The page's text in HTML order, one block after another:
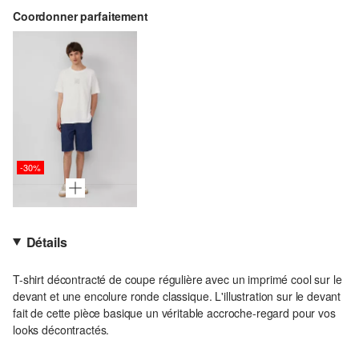
Coordonner parfaitement
-30%
Détails
T-shirt décontracté de coupe régulière avec un imprimé cool sur le
devant et une encolure ronde classique. L'illustration sur le devant
fait de cette pièce basique un véritable accroche-regard pour vos
looks décontractés.